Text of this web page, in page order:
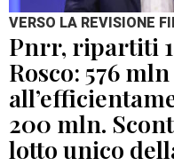
VERSO LA REVISIONE
Pnrr, ripartiti
Rosco: 576
200 mln.
lotto unico